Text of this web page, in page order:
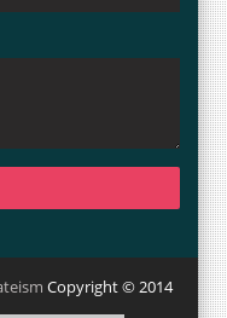
Copyright © 2014